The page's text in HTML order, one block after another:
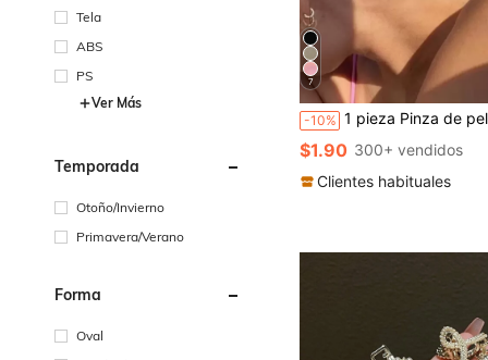
Tela
ABS
PS
Ver Más
Temporada
Otoño/Invierno
Primavera/Verano
Forma
Oval
7
-10% 1 pieza Pinza de pelo con diseño de flor, pinza de flor de piranha de moda, accesorio de pelo de verano para el Día de San Valentín, pinza de pelo, pinza de pelo, pinza de pelo, pinza de pelo, pinza de pelo, accesorio de pelo
$1.90 300+ vendidos
Clientes habituales